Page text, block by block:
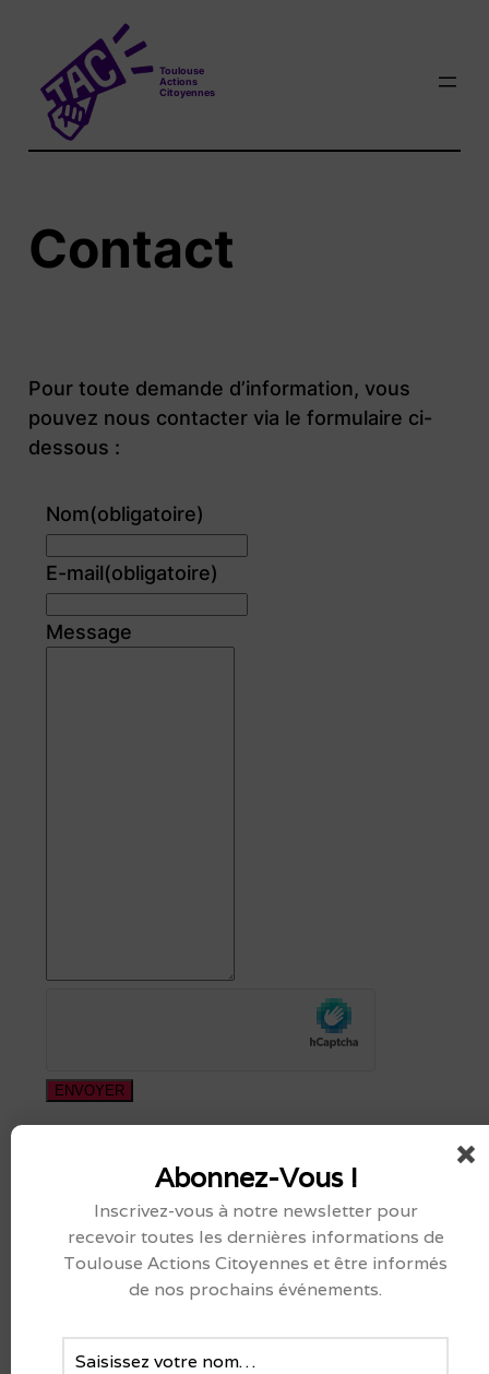
contenu
Toulouse
Actions
Citoyennes
Contact
Pour toute demande d’information, vous
pouvez nous contacter via le formulaire ci-
dessous :
Nom(obligatoire)
E-mail(obligatoire)
Message
ENVOYER
Rechercher
Abonnez-Vous !
Inscrivez-vous à notre newsletter pour
recevoir toutes les dernières informations de
Toulouse Actions Citoyennes et être informés
de nos prochains événements.